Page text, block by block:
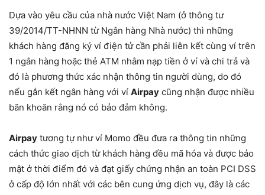
Dựa vào yêu cầu của nhà nước Việt Nam (ở thông tư
39/2014/TT-NHNN từ Ngân hàng Nhà nước) thì những
khách hàng đăng ký ví điện tử cần phải liên kết cùng ví trên
1 ngân hàng hoặc thẻ ATM nhằm nạp tiền ở ví và chi trả và
đó là phương thức xác nhận thông tin người dùng, do đó
nếu gắn kết ngân hàng với ví Airpay cũng nhận được nhiều
băn khoăn rằng nó có bảo đảm không.
Airpay tương tự như ví Momo đều đưa ra thông tin những
cách thức giao dịch từ khách hàng đều mã hóa và được bảo
mật ở thời điểm đó và đạt giấy chứng nhận an toàn PCI DSS
ở cấp độ lớn nhất với các bên cung ứng dịch vụ, đây là các